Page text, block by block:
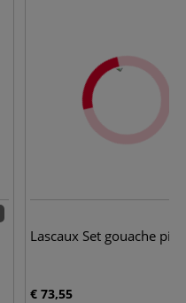
Lascaux Set gouache
€ 73,55